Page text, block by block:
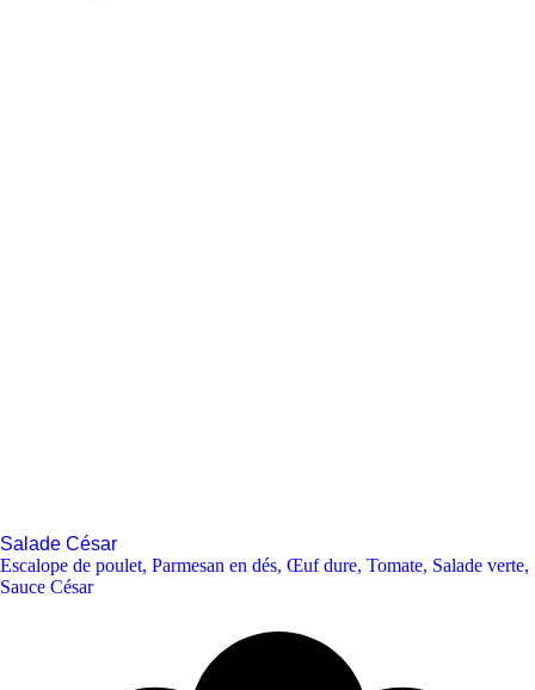
Salade César
Escalope de poulet, Parmesan en dés, Œuf dure, Tomate, Salade verte,
Sauce César